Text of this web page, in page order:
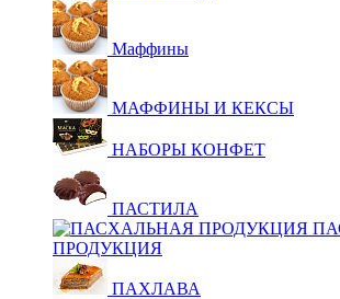
Маффины
МАФФИНЫ И КЕКСЫ
НАБОРЫ КОНФЕТ
ПАСТИЛА
ПРОДУКЦИЯ
ПАХЛАВА